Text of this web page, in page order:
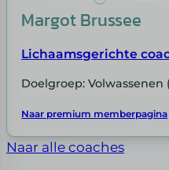
Margot Brussee
Lichaamsgerichte
Doelgroep:
Naar premium memberpagina
Naar alle coaches